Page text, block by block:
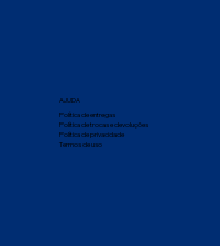
AJUDA
Política de entregas
Política de trocas e devoluções
Política de privacidade
Termos de uso